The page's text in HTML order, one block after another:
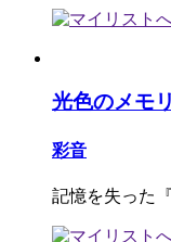
光色のメモ
彩音
記憶を失った